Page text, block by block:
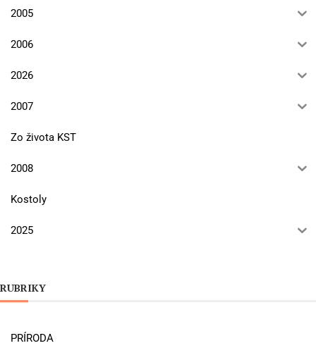
2005
2006
2026
2007
Zo života KST
2008
Kostoly
2025
RUBRIKY
PRÍRODA